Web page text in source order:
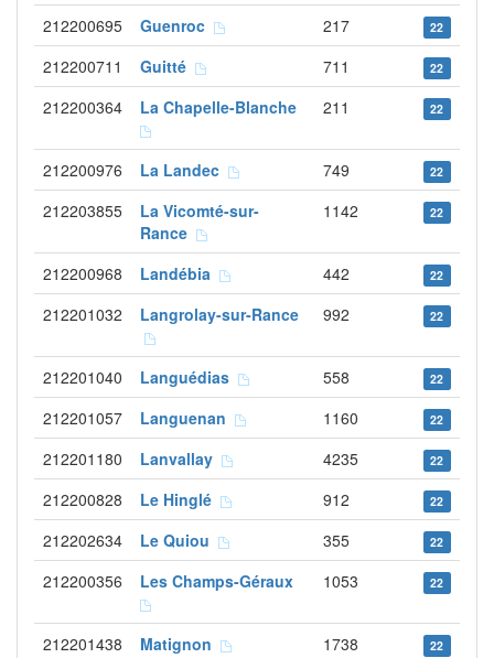
212200695 Guenroc 217 22
212200711 Guitté 711 22
212200364 La Chapelle-Blanche 211 22
212200976 La Landec 749 22
212203855
La Vicomté-sur-
Rance
1142 22
212200968 Landébia 442 22
212201032 Langrolay-sur-Rance 992 22
212201040 Languédias 558 22
212201057 Languenan 1160 22
212201180 Lanvallay 4235 22
212200828 Le Hinglé 912 22
212202634 Le Quiou 355 22
212200356 Les Champs-Géraux 1053 22
212201438 Matignon 1738 22